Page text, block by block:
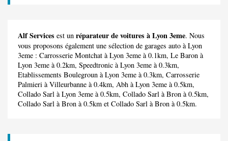
Alf Services est un réparateur de voitures à Lyon 3eme. Nous
vous proposons également une sélection de garages auto à Lyon
3eme : Carrosserie Montchat à Lyon 3eme à 0.1km, Le Baron à
Lyon 3eme à 0.2km, Speedtronic à Lyon 3eme à 0.3km,
Etablissements Boulegroun à Lyon 3eme à 0.3km, Carrosserie
Palmieri à Villeurbanne à 0.4km, Abh à Lyon 3eme à 0.5km,
Collado Sarl à Lyon 3eme à 0.5km, Collado Sarl à Bron à 0.5km,
Collado Sarl à Bron à 0.5km et Collado Sarl à Bron à 0.5km.